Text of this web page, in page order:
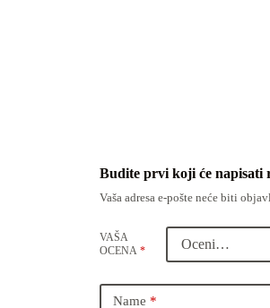
Budite prvi koji će napisati
Vaša adresa e-pošte neće biti
VAŠA
OCENA *
Name *